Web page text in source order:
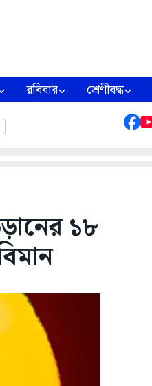
রবিবার শ্রেণীবদ্ধ
১৮